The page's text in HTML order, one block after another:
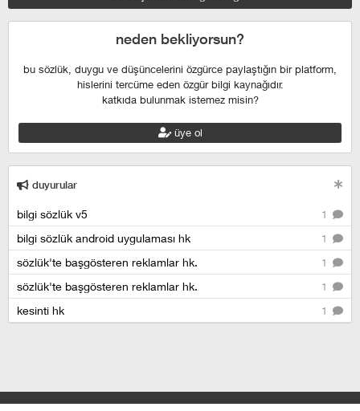
neden bekliyorsun?
bu sözlük, duygu ve düşüncelerini özgürce paylaştığın bir platform,
hislerini tercüme eden özgür bilgi kaynağıdır.
katkıda bulunmak istemez misin?
üye ol
duyurular
1
bilgi sözlük v5
1
bilgi sözlük android uygulaması hk
1
sözlük'te başgösteren reklamlar hk.
1
sözlük'te başgösteren reklamlar hk.
1
kesinti hk